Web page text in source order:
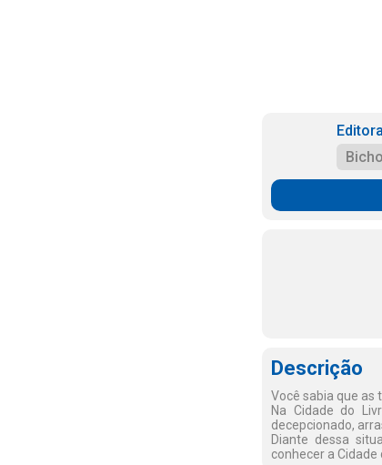
Editora
Descrição
Você sabia que as
Na Cidade do
decepcionado,
Diante dessa
conhecer a Cidade